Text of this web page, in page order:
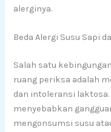
alerginya.
Beda Alergi Susu Sapi
Salah satu
ruang periksa adalah
dan intoleransi
menyebabkan
mengonsumsi susu